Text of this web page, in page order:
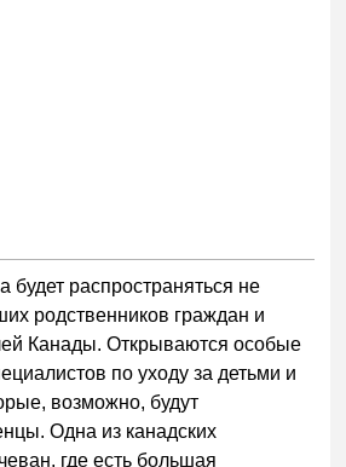
распространяться не
родственников граждан и
Канады. Открываются особые
по уходу за детьми и
возможно, будут
Одна из канадских
где есть большая